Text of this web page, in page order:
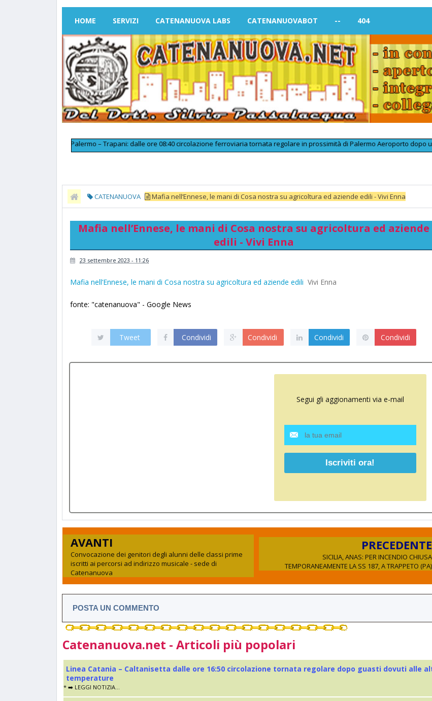
HOME SERVIZI CATENANUOVA LABS CATENANUOVABOT -- 404
Linea Palermo – Trapani: dalle ore 08:40 circolazione ferroviaria tornata regolare in prossimità di Palermo Aeroporto dopo un
CATENANUOVA Mafia nell’Ennese, le mani di Cosa nostra su agricoltura ed aziende edili - Vivi Enna
Mafia nell’Ennese, le mani di Cosa nostra su agricoltura ed aziende
edili - Vivi Enna
23 settembre 2023 - 11:26
Mafia nell’Ennese, le mani di Cosa nostra su agricoltura ed aziende edili Vivi Enna
fonte: "catenanuova" - Google News
Tweet Condividi Condividi Condividi Condividi
Segui gli aggionamenti via e-mail
AVANTI
Convocazione dei genitori degli alunni delle classi prime
iscritti ai percorsi ad indirizzo musicale - sede di
Catenanuova
PRECEDENTE
SICILIA, ANAS: PER INCENDIO CHIUSA
TEMPORANEAMENTE LA SS 187, A TRAPPETO (PA)
POSTA UN COMMENTO
Catenanuova.net - Articoli più popolari
Linea Catania – Caltanisetta dalle ore 16:50 circolazione tornata regolare dopo guasti dovuti alle
temperature
* ➡️ LEGGI NOTIZIA...